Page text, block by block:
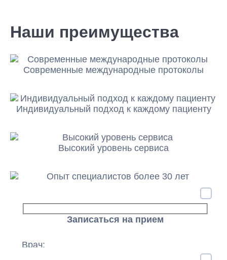
Наши преимущества
Современные международные протоколы
Индивидуальный подход к каждому пациенту
Высокий уровень сервиса
Записаться на прием
Записаться на прием
Врач: